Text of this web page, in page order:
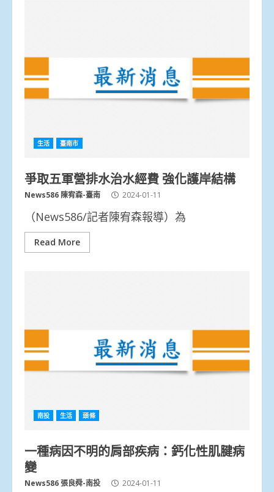
生活 臺南市
爭取五軍營排水治水經費 強化護岸結構
News586 陳宥森-臺南 2024-01-11
（News586/記者陳宥森報導）為
Read More
南投 生活 頭條
一種病因不明的肩部疾病：鈣化性肌腱病
變
News586 張良舜-南投 2024-01-11